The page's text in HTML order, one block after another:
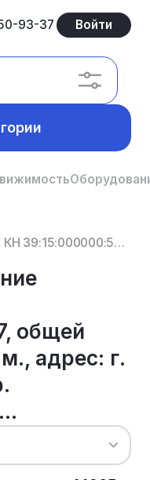
93-37 Войти
Нежилое помещение (подвал), КН 39:15:000000:5617, общей площадью 4,6 кв.м., адрес: г. Калининград, п...
общей
адрес: г.